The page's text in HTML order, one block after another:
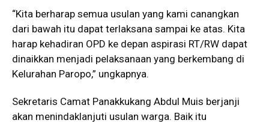
“Kita berharap semua usulan yang kami canangkan
dari bawah itu dapat terlaksana sampai ke atas. Kita
harap kehadiran OPD ke depan aspirasi RT/RW dapat
dinaikkan menjadi pelaksanaan yang berkembang di
Kelurahan Paropo,” ungkapnya.
Sekretaris Camat Panakkukang Abdul Muis berjanji
akan menindaklanjuti usulan warga. Baik itu